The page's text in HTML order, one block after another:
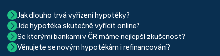
Jak dlouho trvá vyřízení hypotéky?
Hypotéka se dá zvládnout za měsíc i za tři. Nejčastěji její
uzavření trvá okolo 2 měsíců. Důvodem je především
schvalovací proces na straně bank. Existuje však řada cest,
Jde hypotéka skutečně vyřídit online?
Ano, skutečně jde. Díky moderním technologiím, které
používáme, již do banky při vyřizování hypotéky skutečně
Se kterými bankami v ČR máme nejlepší zkušenost?
Nejvíce proklientská je určitě Hypoteční banka. Svou
Věnujete se novým hypotékám i refinancování?